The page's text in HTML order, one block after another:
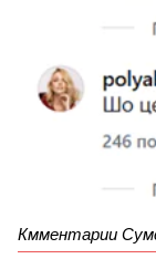
Кмментарии